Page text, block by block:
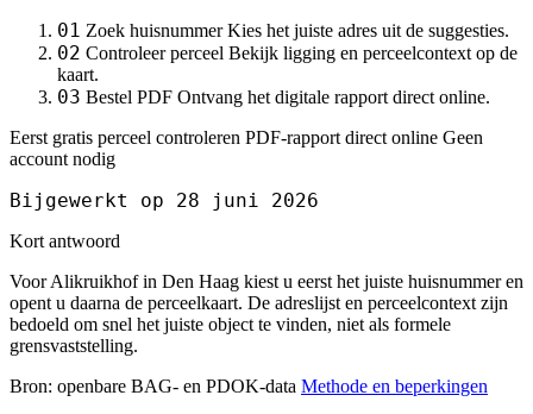
01 Zoek huisnummer Kies het juiste adres uit de suggesties.
02 Controleer perceel Bekijk ligging en perceelcontext op de
kaart.
03 Bestel PDF Ontvang het digitale rapport direct online.
Eerst gratis perceel controleren PDF-rapport direct online Geen
account nodig
Bijgewerkt op 28 juni 2026
Kort antwoord
Voor Alikruikhof in Den Haag kiest u eerst het juiste huisnummer en
opent u daarna de perceelkaart. De adreslijst en perceelcontext zijn
bedoeld om snel het juiste object te vinden, niet als formele
grensvaststelling.
Bron: openbare BAG- en PDOK-data Methode en beperkingen